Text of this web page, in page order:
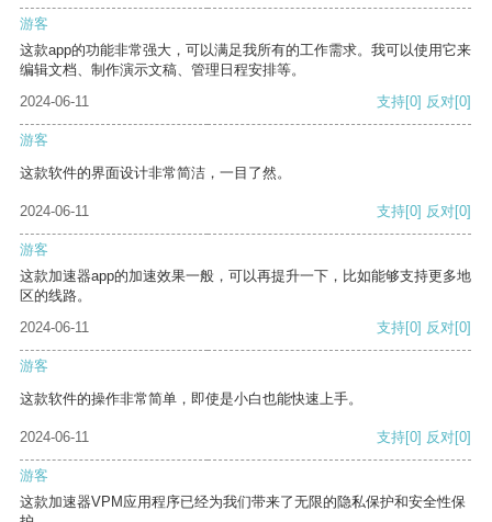
游客
这款app的功能非常强大，可以满足我所有的工作需求。我可以使用它来
编辑文档、制作演示文稿、管理日程安排等。
2024-06-11
支持[0] 反对[0]
游客
这款软件的界面设计非常简洁，一目了然。
2024-06-11 支持[0] 反对[0]
游客
这款加速器app的加速效果一般，可以再提升一下，比如能够支持更多地
区的线路。
2024-06-11
支持[0] 反对[0]
游客
这款软件的操作非常简单，即使是小白也能快速上手。
2024-06-11 支持[0] 反对[0]
游客
这款加速器VPM应用程序已经为我们带来了无限的隐私保护和安全性保